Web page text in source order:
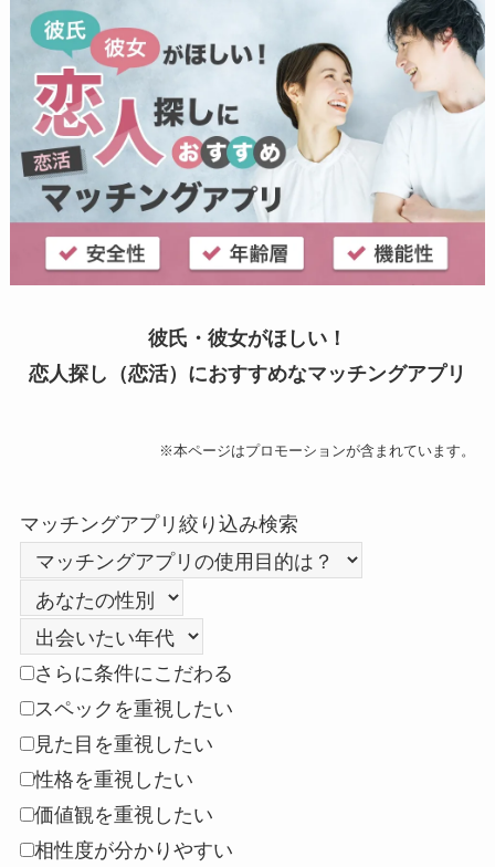
彼氏・彼女がほしい！
恋人探し（恋活）におすすめなマッチングアプリ
※本ページはプロモーションが含まれています。
マッチングアプリ絞り込み検索
さらに条件にこだわる
スペックを重視したい
見た目を重視したい
性格を重視したい
価値観を重視したい
相性度が分かりやすい